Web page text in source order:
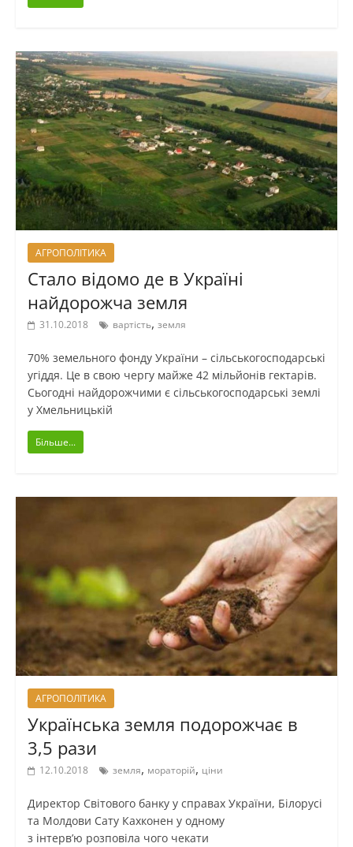
АГРОПОЛІТИКА
Стало відомо де в Україні
найдорожча земля
31.10.2018 вартість, земля
70% земельного фонду України – сільськогосподарські
угіддя. Це в свою чергу майже 42 мільйонів гектарів.
Сьогодні найдорожчими є сільськогосподарські землі
у Хмельницькій
Більше...
АГРОПОЛІТИКА
Українська земля подорожчає в
3,5 рази
12.10.2018 земля, мораторій, ціни
Директор Світового банку у справах України, Білорусі
та Молдови Сату Кахконен у одному
з інтерв’ю розповіла чого чекати